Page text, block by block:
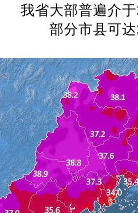
我省大部普遍介
部分市县可